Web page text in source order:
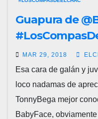
Guapura de
MAR 29, 2018
Esa cara de galán y
loco nadamas de
TonnyBega mejor
BabyFace,